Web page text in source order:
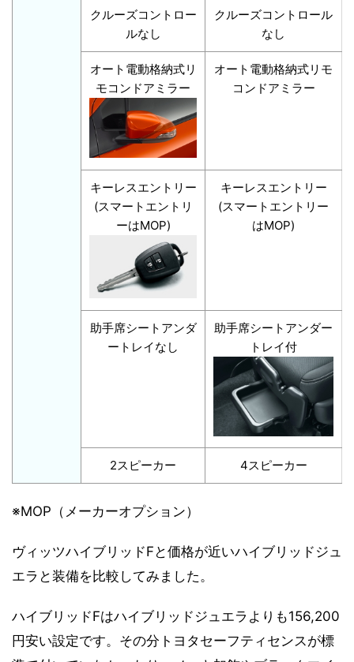
クルーズコントロー
ルなし
クルーズコントロール
なし
オート電動格納式リ
モコンドアミラー
オート電動格納式リモ
コンドアミラー
キーレスエントリー
(スマートエントリ
ーはMOP)
キーレスエントリー
(スマートエントリー
はMOP)
助手席シートアンダ
ートレイなし
助手席シートアンダー
トレイ付
2スピーカー 4スピーカー
※MOP（メーカーオプション）
ヴィッツハイブリッドFと価格が近いハイブリッドジュ
エラと装備を比較してみました。
ハイブリッドFはハイブリッドジュエラよりも156,200
円安い設定です。その分トヨタセーフティセンスが標